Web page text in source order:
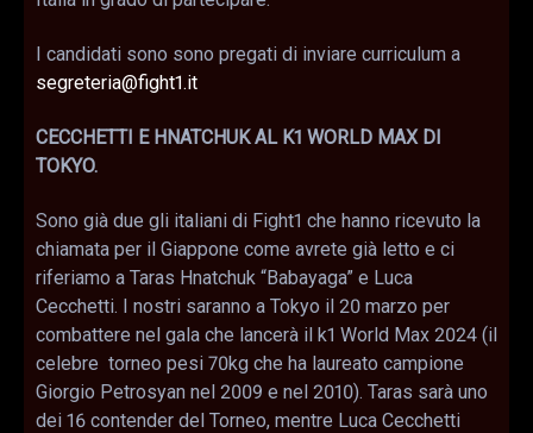
I candidati sono sono pregati di inviare curriculum a
segreteria@fight1.it
CECCHETTI E HNATCHUK AL K1 WORLD MAX DI
TOKYO.
Sono già due gli italiani di Fight1 che hanno ricevuto la
chiamata per il Giappone come avrete già letto e ci
riferiamo a Taras Hnatchuk “Babayaga” e Luca
Cecchetti. I nostri saranno a Tokyo il 20 marzo per
combattere nel gala che lancerà il k1 World Max 2024 (il
celebre torneo pesi 70kg che ha laureato campione
Giorgio Petrosyan nel 2009 e nel 2010). Taras sarà uno
dei 16 contender del Torneo, mentre Luca Cecchetti